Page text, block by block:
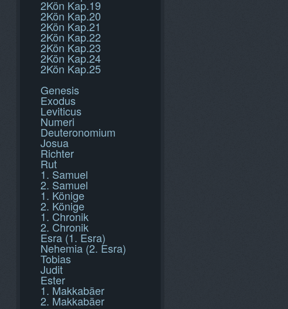
2Kön Kap.19
2Kön Kap.20
2Kön Kap.21
2Kön Kap.22
2Kön Kap.23
2Kön Kap.24
2Kön Kap.25
Genesis
Exodus
Leviticus
Numeri
Deuteronomium
Josua
Richter
Rut
1. Samuel
2. Samuel
1. Könige
2. Könige
1. Chronik
2. Chronik
Esra (1. Esra)
Nehemia (2. Esra)
Tobias
Judit
Ester
1. Makkabäer
2. Makkabäer